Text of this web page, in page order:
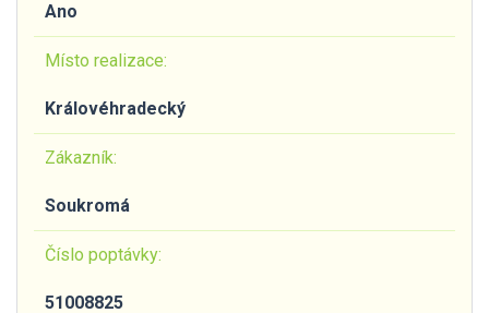
Ano
Místo realizace:
Královéhradecký
Zákazník:
Soukromá
Číslo poptávky:
51008825